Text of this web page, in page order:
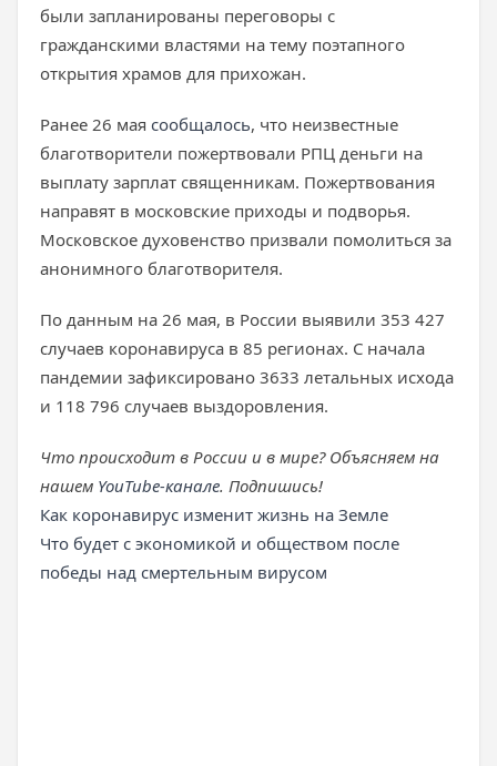
были запланированы переговоры с
гражданскими властями на тему поэтапного
открытия храмов для прихожан.
Ранее 26 мая сообщалось, что неизвестные
благотворители пожертвовали РПЦ деньги на
выплату зарплат священникам. Пожертвования
направят в московские приходы и подворья.
Московское духовенство призвали помолиться за
анонимного благотворителя.
По данным на 26 мая, в России выявили 353 427
случаев коронавируса в 85 регионах. С начала
пандемии зафиксировано 3633 летальных исхода
и 118 796 случаев выздоровления.
Что происходит в России и в мире? Объясняем на
нашем YouTube-канале. Подпишись!
Как коронавирус изменит жизнь на Земле
Что будет с экономикой и обществом после
победы над смертельным вирусом